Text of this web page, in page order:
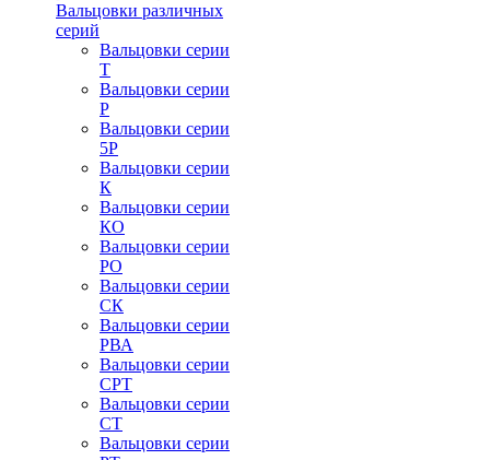
Вальцовки различных
серий
Вальцовки серии
Т
Вальцовки серии
Р
Вальцовки серии
5Р
Вальцовки серии
К
Вальцовки серии
КО
Вальцовки серии
РО
Вальцовки серии
СК
Вальцовки серии
РВА
Вальцовки серии
СРТ
Вальцовки серии
СТ
Вальцовки серии